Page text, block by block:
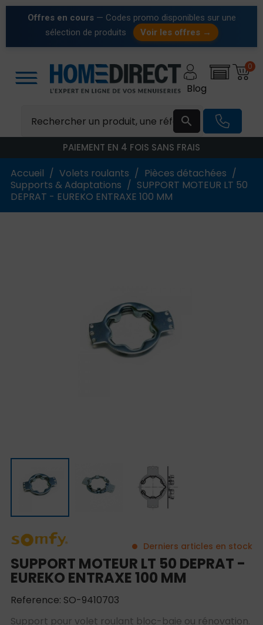
Offres en cours — Codes promo disponibles sur une
sélection de produits
Voir les offres →

0
Blog
PAIEMENT EN 4 FOIS SANS FRAIS
Accueil Volets roulants
Pièces détachées
Supports & Adaptations
SUPPORT MOTEUR LT 50
DEPRAT - EUREKO ENTRAXE 100 MM
SUPPORT MOTEUR LT 50 DEPRAT -
EUREKO ENTRAXE 100 MM
Reference: SO-9410703
Support pour volet roulant bloc-baie ou rénovation.
Derniers articles en stock